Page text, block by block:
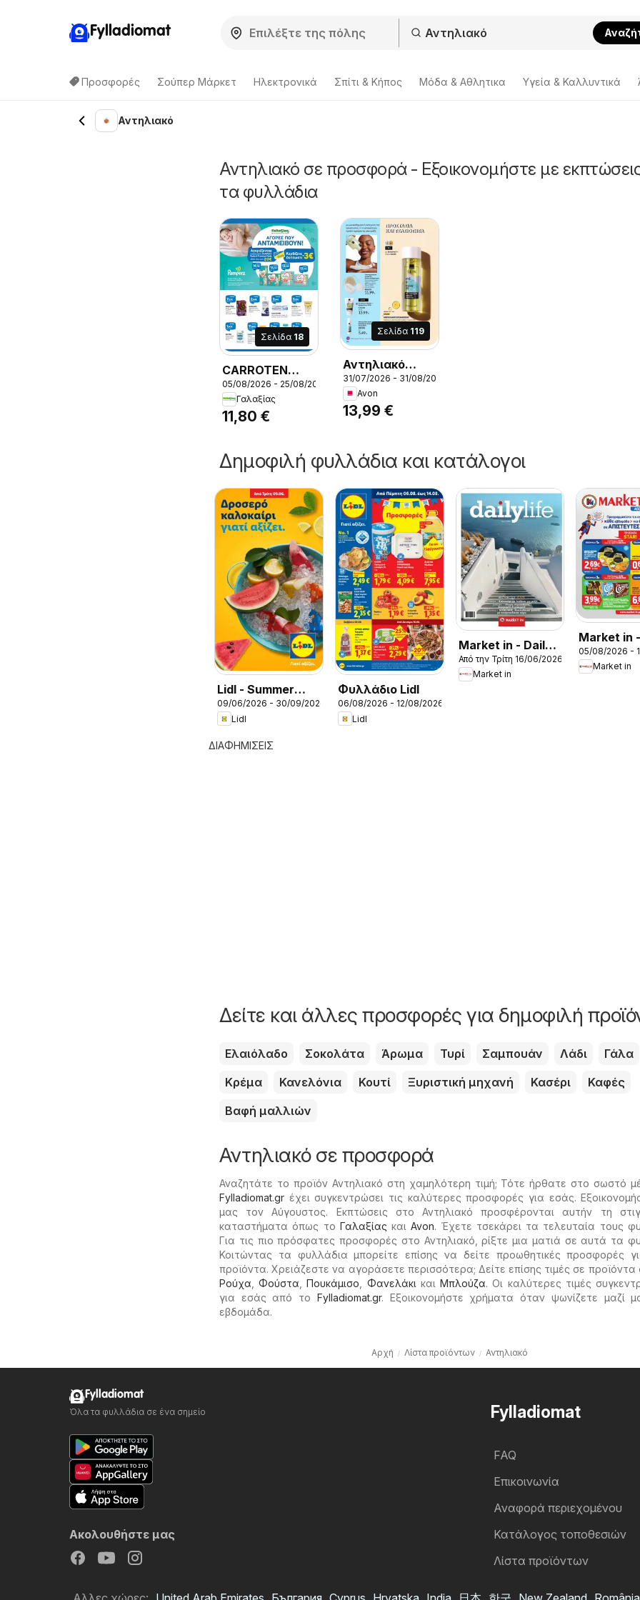
Fylladiomat
Προσφορές Σούπερ Μάρκετ Hλεκτρονικά Σπίτι & Κήπος Μόδα & Aθλητικα Υγεία & Καλλυντικά
Αντηλιακό
Αντηλιακό σε προσφορά - Εξοικονομήστε με
τα φυλλάδια
Σελίδα 18
CARROTEN
Family
αντηλιακό
γαλάκτωμα
CARROTEN
Family
αντηλιακό
γαλάκτωμα
SPF50 trigger
05/08/2026 - 25/08/2026
Γαλαξίας
11,80 €
Σελίδα 119
Αντηλιακό
Προϊόν + Κρέμα
Avon SK!N.,
Αντηλιακό
31/07/2026 - 31/08/2026
Avon
13,99 €
Δημοφιλή φυλλάδια και κατάλογοι
Lidl - Summer
Booklet
09/06/2026 - 30/09/2026
Lidl
Φυλλάδιο Lidl
06/08/2026 - 12/08/2026
Lidl
Market in - Daily
Life
Από την Τρίτη 16/06/2026
Market in
Market in
05/08/2026 -
Market in
ΔΙΑΦΗΜΙΣΕΙΣ
Δείτε και άλλες προσφορές για δημοφιλή
Ελαιόλαδο Σοκολάτα Άρωμα Τυρί Σαμπουάν Λάδι
Γάλα
Κρέμα
Κανελόνια Κουτί Ξυριστική μηχανή Κασέρι
Καφές
Βαφή μαλλιών
Αντηλιακό σε προσφορά
Αναζητάτε το προϊόν Αντηλιακό στη χαμηλότερη τιμή; Τότε ήρθατε στο σωστό
Fylladiomat.gr έχει συγκεντρώσει τις καλύτερες προσφορές για εσάς.
μας τον Αύγουστος. Εκπτώσεις στο Αντηλιακό προσφέρονται αυτήν τη
καταστήματα όπως το Γαλαξίας καιAvon. Έχετε τσεκάρει τα τελευταία τους
Για τις πιο πρόσφατες προσφορές στο Αντηλιακό, ρίξτε μια ματιά σε αυτά τα
Κοιτώντας τα φυλλάδια μπορείτε επίσης να δείτε προωθητικές προσφορές
προϊόντα. Χρειάζεστε να αγοράσετε περισσότερα; Δείτε επίσης τιμές σε
Ρούχα ,Φούστα ,Πουκάμισο Φανελάκι καιΜπλούζα. Οι καλύτερες τιμές
για εσάς από το Fylladiomat.gr. Εξοικονομήστε χρήματα όταν ψωνίζετε μαζί
εβδομάδα.
Αρχή Λίστα προϊόντων Αντηλιακό
Fylladiomat
FAQ
Επικοινωνία
Αναφορά περιεχομένου
Κατάλογος τοποθεσιών
Λίστα προϊόντων
Fylladiomat
Όλα τα φυλλάδια σε ένα σημείο
Ακολουθήστε μας